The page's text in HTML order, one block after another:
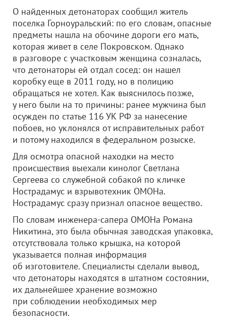
О найденных детонаторах сообщил житель
поселка Горноуральский: по его словам, опасные
предметы нашла на обочине дороги его мать,
которая живет в селе Покровском. Однако
в разговоре с участковым женщина созналась,
что детонаторы ей отдал сосед: он нашел
коробку еще в 2011 году, но в полицию
обращаться не хотел. Как выяснилось позже,
у него были на то причины: ранее мужчина был
осужден по статье 116 УК РФ за нанесение
побоев, но уклонялся от исправительных работ
и потому находился в федеральном розыске.
Для осмотра опасной находки на место
происшествия выехали кинолог Светлана
Сергеева со служебной собакой по кличке
Нострадамус и взрывотехник ОМОНа.
Нострадамус сразу признал опасное вещество.
По словам инженера-сапера ОМОНа Романа
Никитина, это была обычная заводская упаковка,
отсутствовала только крышка, на которой
указывается полная информация
об изготовителе. Специалисты сделали вывод,
что детонаторы находятся в штатном состоянии,
их дальнейшее хранение возможно
при соблюдении необходимых мер
безопасности.